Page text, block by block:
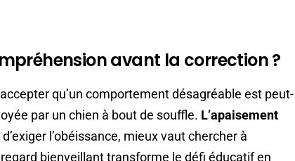
avant la correction ?
qu’un comportement désagréable est peut-
par un chien à bout de souffle. L’apaisement
l’obéissance, mieux vaut chercher à
bienveillant transforme le défi éducatif en